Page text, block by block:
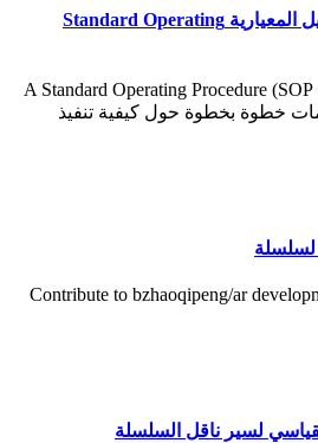
كيفية كتابة إجراءات التشغيل المعيارية Standard Operating
إجراءات التشغيل المعيارية A Standard Operating Procedure (SOP
خطوة بخطوة حول كيفية تنفيذ
لسلسلة
Contribute to bzhaoqipeng/ar
لسير ناقل السلسلة